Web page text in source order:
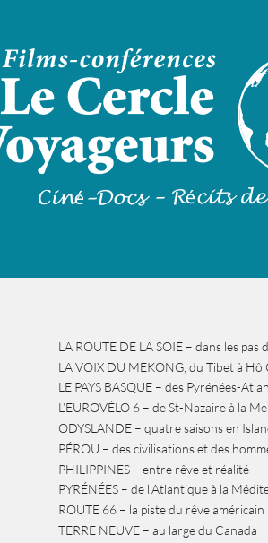
LA ROUTE DE LA SOIE – dans les pas
LA VOIX DU MEKONG, du Tibet à Hô
LE PAYS BASQUE – des Pyrénées-
L’EUROVÉLO 6 – de St-Nazaire à la
ODYSLANDE – quatre saisons en
PÉROU – des civilisations et des
PHILIPPINES – entre rêve et réalité
PYRÉNÉES – de l’Atlantique à la
ROUTE 66 – la piste du rêve américain
TERRE NEUVE – au large du Canada